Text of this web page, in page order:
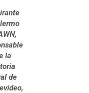
la
de